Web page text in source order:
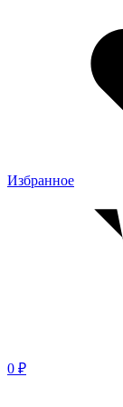
Избранное
0 ₽